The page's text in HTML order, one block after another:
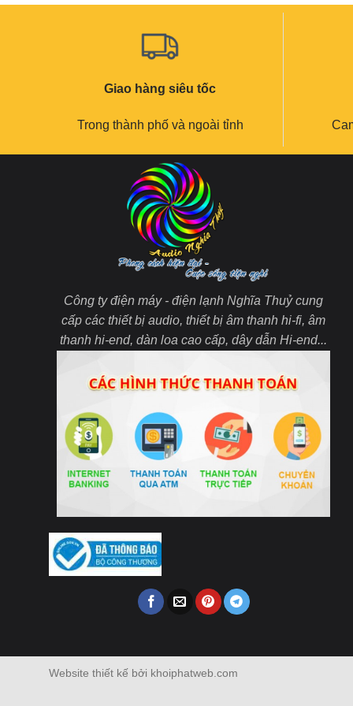
Giao hàng siêu tốc
Trong thành phố và ngoài tỉnh
Công ty điện máy - điện lạnh Nghĩa Thuỷ cung
cấp các thiết bị audio, thiết bị âm thanh hi-fi, âm
thanh hi-end, dàn loa cao cấp, dây dẫn Hi-end...
Website thiết kế bởi khoiphatweb.com